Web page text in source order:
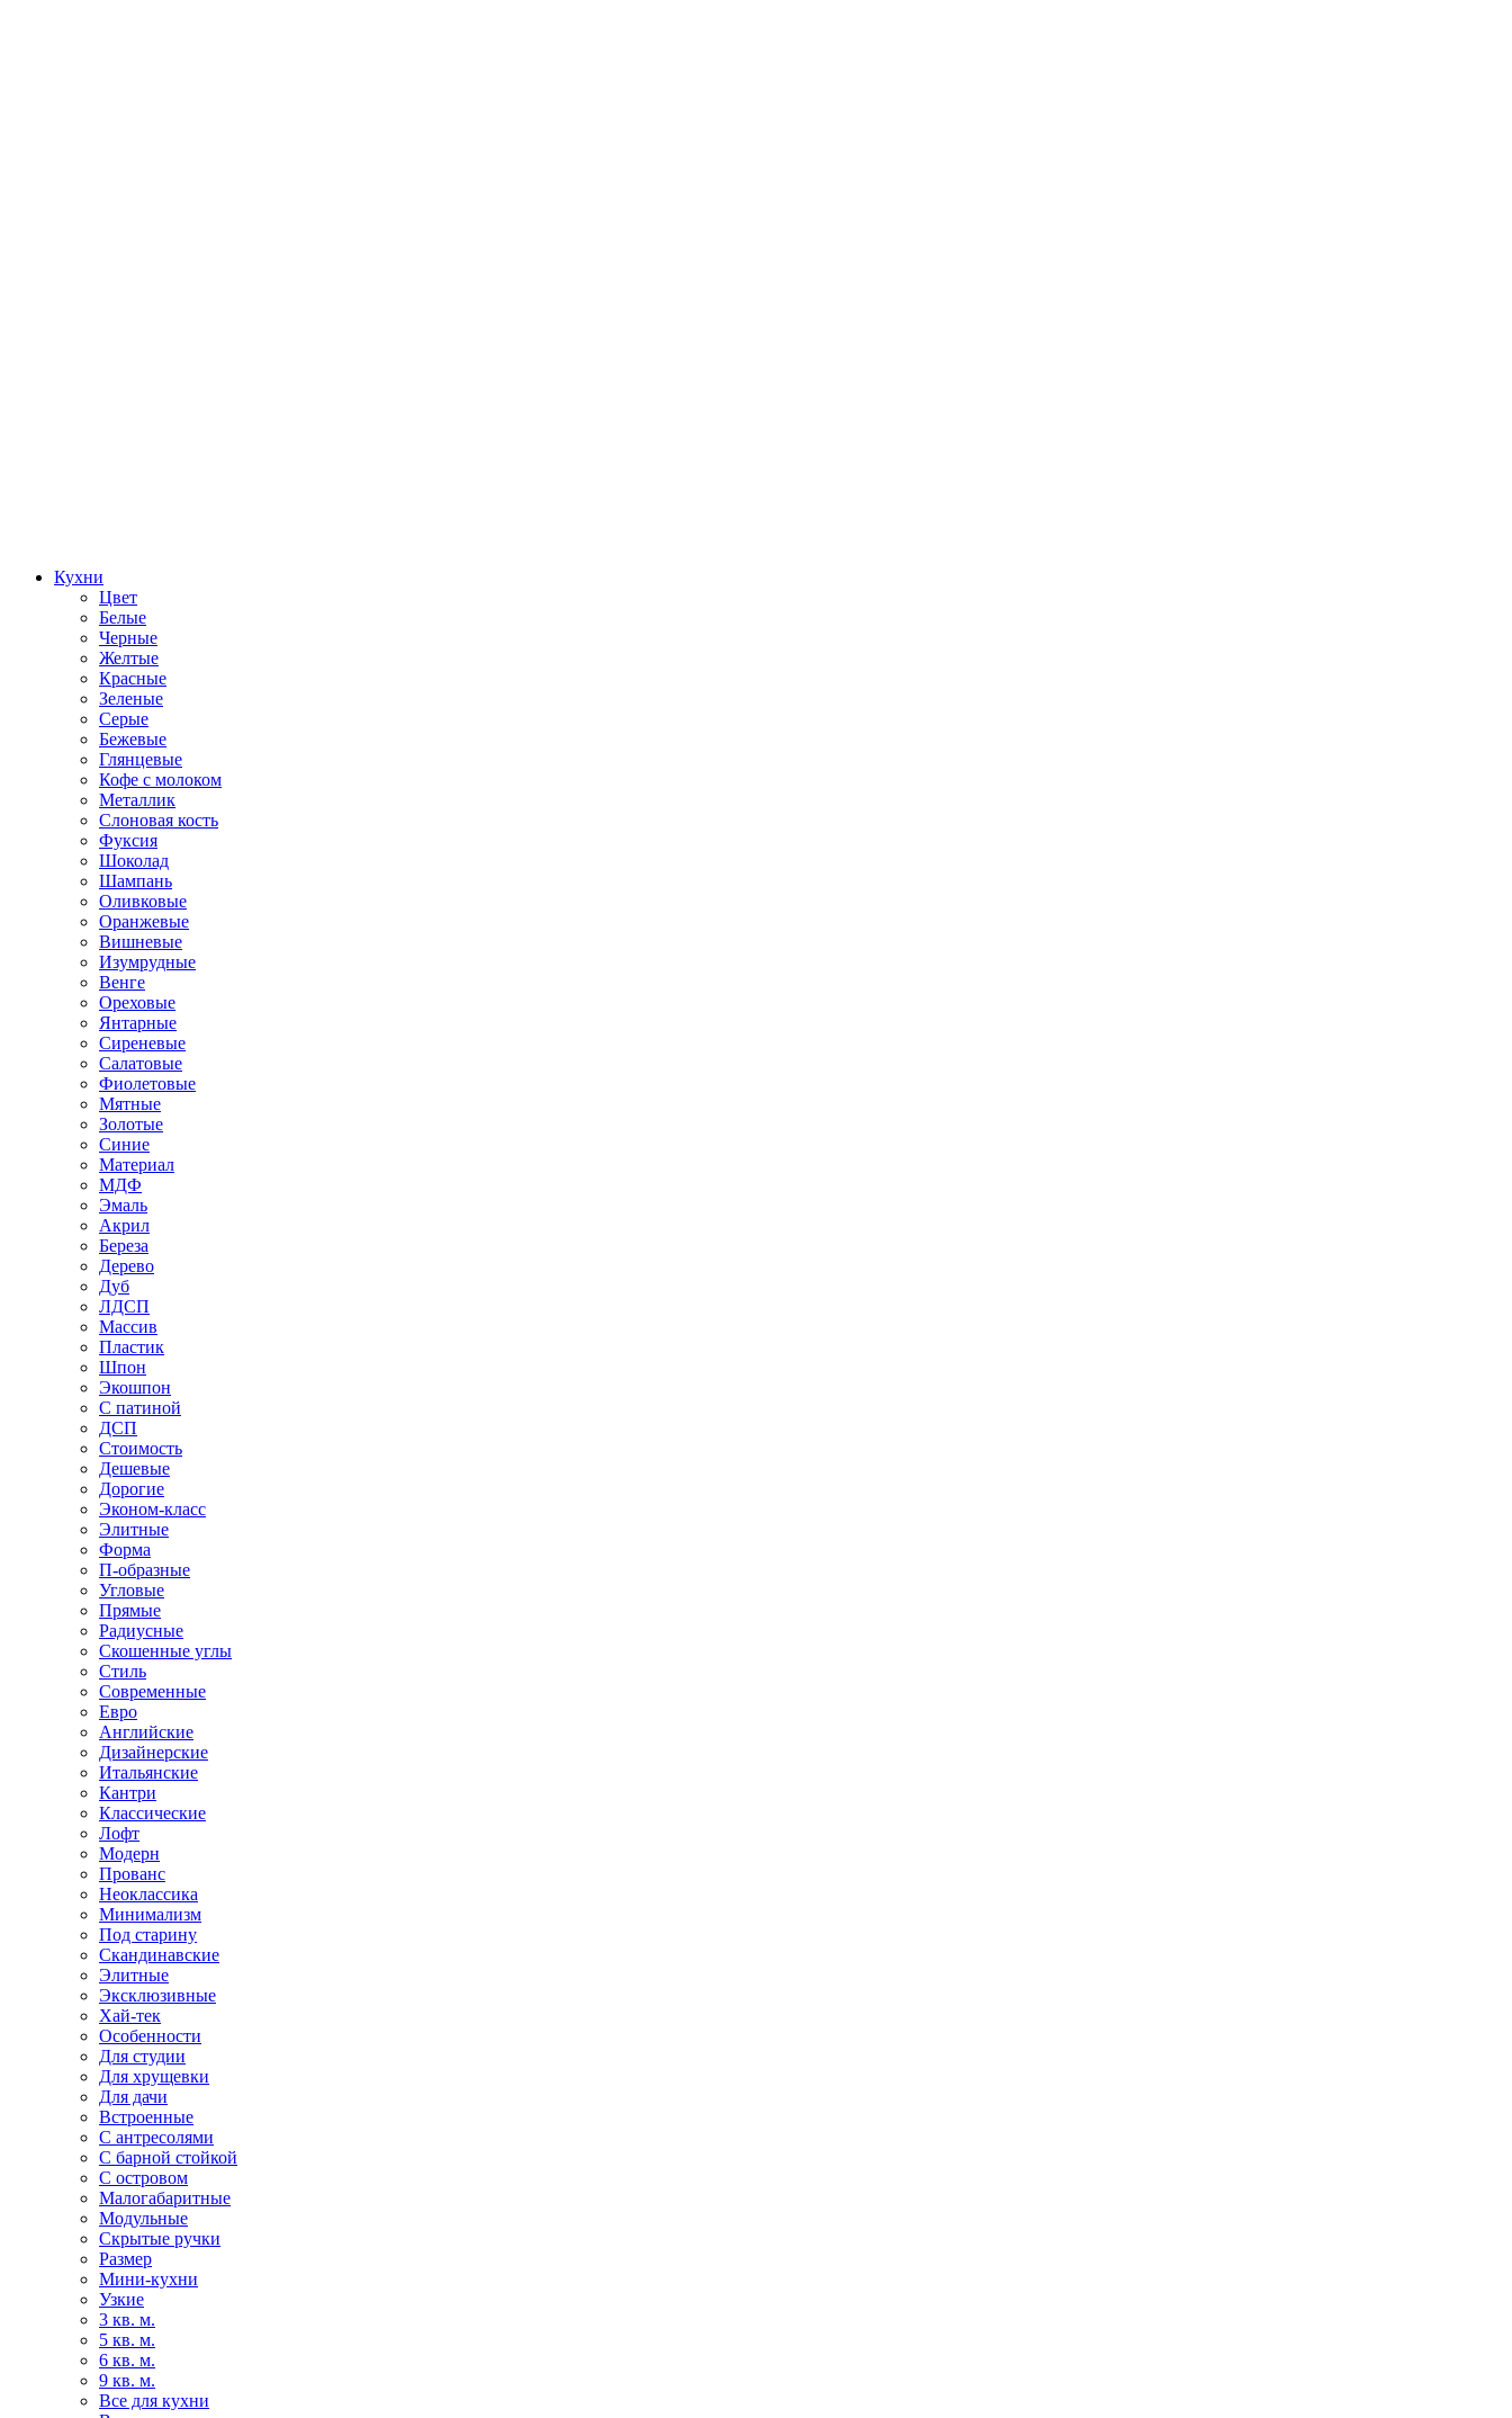
Кухни
Цвет
Белые
Черные
Желтые
Красные
Зеленые
Серые
Бежевые
Глянцевые
Кофе с молоком
Металлик
Слоновая кость
Фуксия
Шоколад
Шампань
Оливковые
Оранжевые
Вишневые
Изумрудные
Венге
Ореховые
Янтарные
Сиреневые
Салатовые
Фиолетовые
Мятные
Золотые
Синие
Материал
МДФ
Эмаль
Акрил
Береза
Дерево
Дуб
ЛДСП
Массив
Пластик
Шпон
Экошпон
С патиной
ДСП
Стоимость
Дешевые
Дорогие
Эконом-класс
Элитные
Форма
П-образные
Угловые
Прямые
Радиусные
Скошенные углы
Стиль
Современные
Евро
Английские
Дизайнерские
Итальянские
Кантри
Классические
Лофт
Модерн
Прованс
Неоклассика
Минимализм
Под старину
Скандинавские
Элитные
Эксклюзивные
Хай-тек
Особенности
Для студии
Для хрущевки
Для дачи
Встроенные
С антресолями
С барной стойкой
С островом
Малогабаритные
Модульные
Скрытые ручки
Размер
Мини-кухни
Узкие
3 кв. м.
5 кв. м.
6 кв. м.
9 кв. м.
Все для кухни